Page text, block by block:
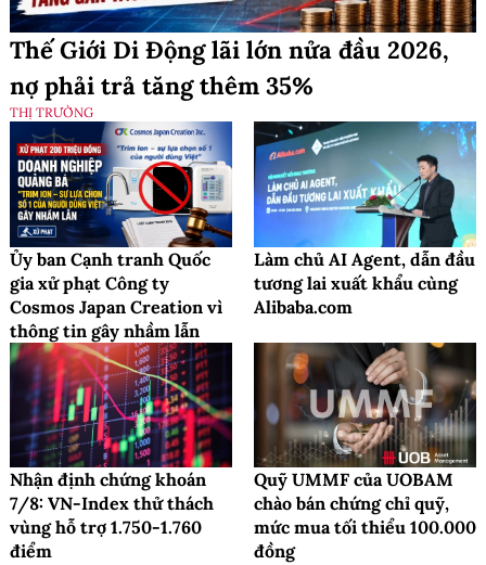
Thế Giới Di Động lãi lớn nửa đầu 2026,
nợ phải trả tăng thêm 35%
THỊ TRƯỜNG
Ủy ban Cạnh tranh Quốc
gia xử phạt Công ty
Cosmos Japan Creation vì
thông tin gây nhầm lẫn
Làm chủ AI Agent, dẫn đầu
tương lai xuất khẩu cùng
Alibaba.com
Nhận định chứng khoán
7/8: VN-Index thử thách
vùng hỗ trợ 1.750-1.760
điểm
Quỹ UMMF của UOBAM
chào bán chứng chỉ quỹ,
mức mua tối thiểu 100.000
đồng